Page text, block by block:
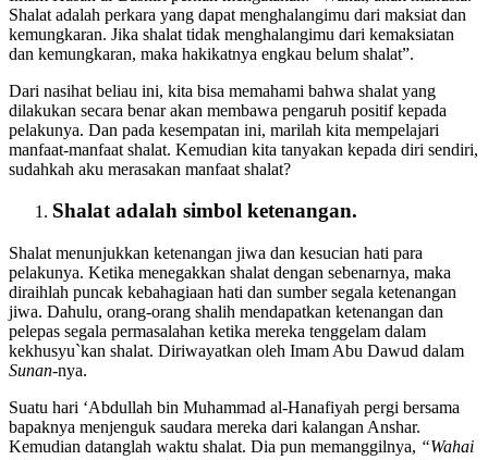
Imam Hasan al-Bashiri pernah mengatakan: “Wahai, anak manusia.
Shalat adalah perkara yang dapat menghalangimu dari maksiat dan
kemungkaran. Jika shalat tidak menghalangimu dari kemaksiatan
Dari nasihat beliau ini, kita bisa memahami bahwa shalat yang
dilakukan secara benar akan membawa pengaruh positif kepada
pelakunya. Dan pada kesempatan ini, marilah kita mempelajari
manfaat-manfaat shalat. Kemudian kita tanyakan kepada diri sendiri,
Shalat menunjukkan ketenangan jiwa dan kesucian hati para
pelakunya. Ketika menegakkan shalat dengan sebenarnya, maka
diraihlah puncak kebahagiaan hati dan sumber segala ketenangan
jiwa. Dahulu, orang-orang shalih mendapatkan ketenangan dan
pelepas segala permasalahan ketika mereka tenggelam dalam
kekhusyu`kan shalat. Diriwayatkan oleh Imam Abu Dawud dalam
Suatu hari ‘Abdullah bin Muhammad al-Hanafiyah pergi bersama
bapaknya menjenguk saudara mereka dari kalangan Anshar.